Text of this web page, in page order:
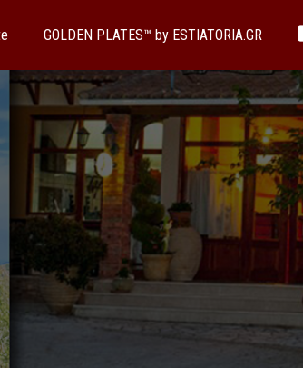
GOLDEN PLATES™ by ESTIATORIA.GR